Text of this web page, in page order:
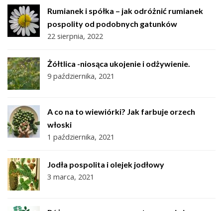
Rumianek i spółka – jak odróżnić rumianek
pospolity od podobnych gatunków
22 sierpnia, 2022
Żółtlica -niosąca ukojenie i odżywienie.
9 października, 2021
A co na to wiewiórki? Jak farbuje orzech
włoski
1 października, 2021
Jodła pospolita i olejek jodłowy
3 marca, 2021